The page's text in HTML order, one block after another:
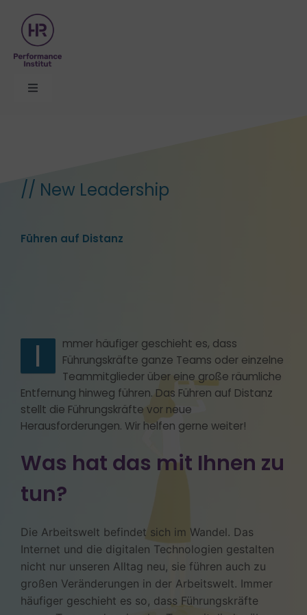
Inhalt
springen
Toggle
Führen auf Distanz
// New Leadership
I
mmer häufiger geschieht es, dass
Führungskräfte ganze Teams oder einzelne
Teammitglieder über eine große räumliche
Entfernung hinweg führen. Das Führen auf Distanz
stellt die Führungskräfte vor neue
Herausforderungen. Wir helfen gerne weiter!
Was hat das mit Ihnen zu
tun?
Die Arbeitswelt befindet sich im Wandel. Das
Internet und die digitalen Technologien gestalten
nicht nur unseren Alltag neu, sie führen auch zu
großen Veränderungen in der Arbeitswelt. Immer
häufiger geschieht es so, dass Führungskräfte